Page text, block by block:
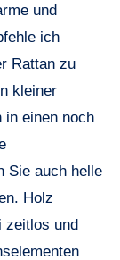
und
ich
Rattan zu
kleiner
in einen noch
Sie auch helle
Holz
zeitlos und